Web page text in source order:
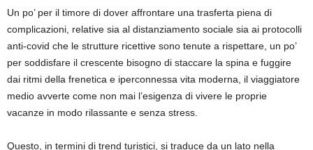
Un po’ per il timore di dover affrontare una trasferta piena di
complicazioni, relative sia al distanziamento sociale sia ai protocolli
anti-covid che le strutture ricettive sono tenute a rispettare, un po’
per soddisfare il crescente bisogno di staccare la spina e fuggire
dai ritmi della frenetica e iperconnessa vita moderna, il viaggiatore
medio avverte come non mai l’esigenza di vivere le proprie
vacanze in modo rilassante e senza stress.
Questo, in termini di trend turistici, si traduce da un lato nella